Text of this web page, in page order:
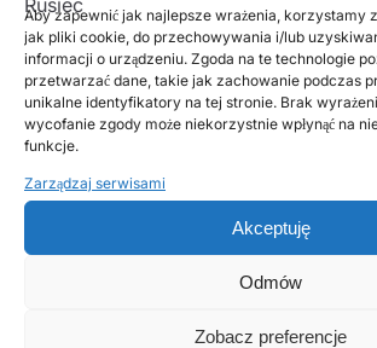
Aby zapewnić jak najlepsze wrażenia, korzystamy
jak pliki cookie, do przechowywania i/lub
informacji o urządzeniu. Zgoda na te technologie
przetwarzać dane, takie jak zachowanie podczas
unikalne identyfikatory na tej stronie. Brak
wycofanie zgody może niekorzystnie wpłynąć na
funkcje.
Zarządzaj serwisami
Akceptuję
Odmów
Zobacz preferencje
30 CZERWCA, 2026
Odnawialne źródła energii w Gminie
2, Fundusze Europejskie